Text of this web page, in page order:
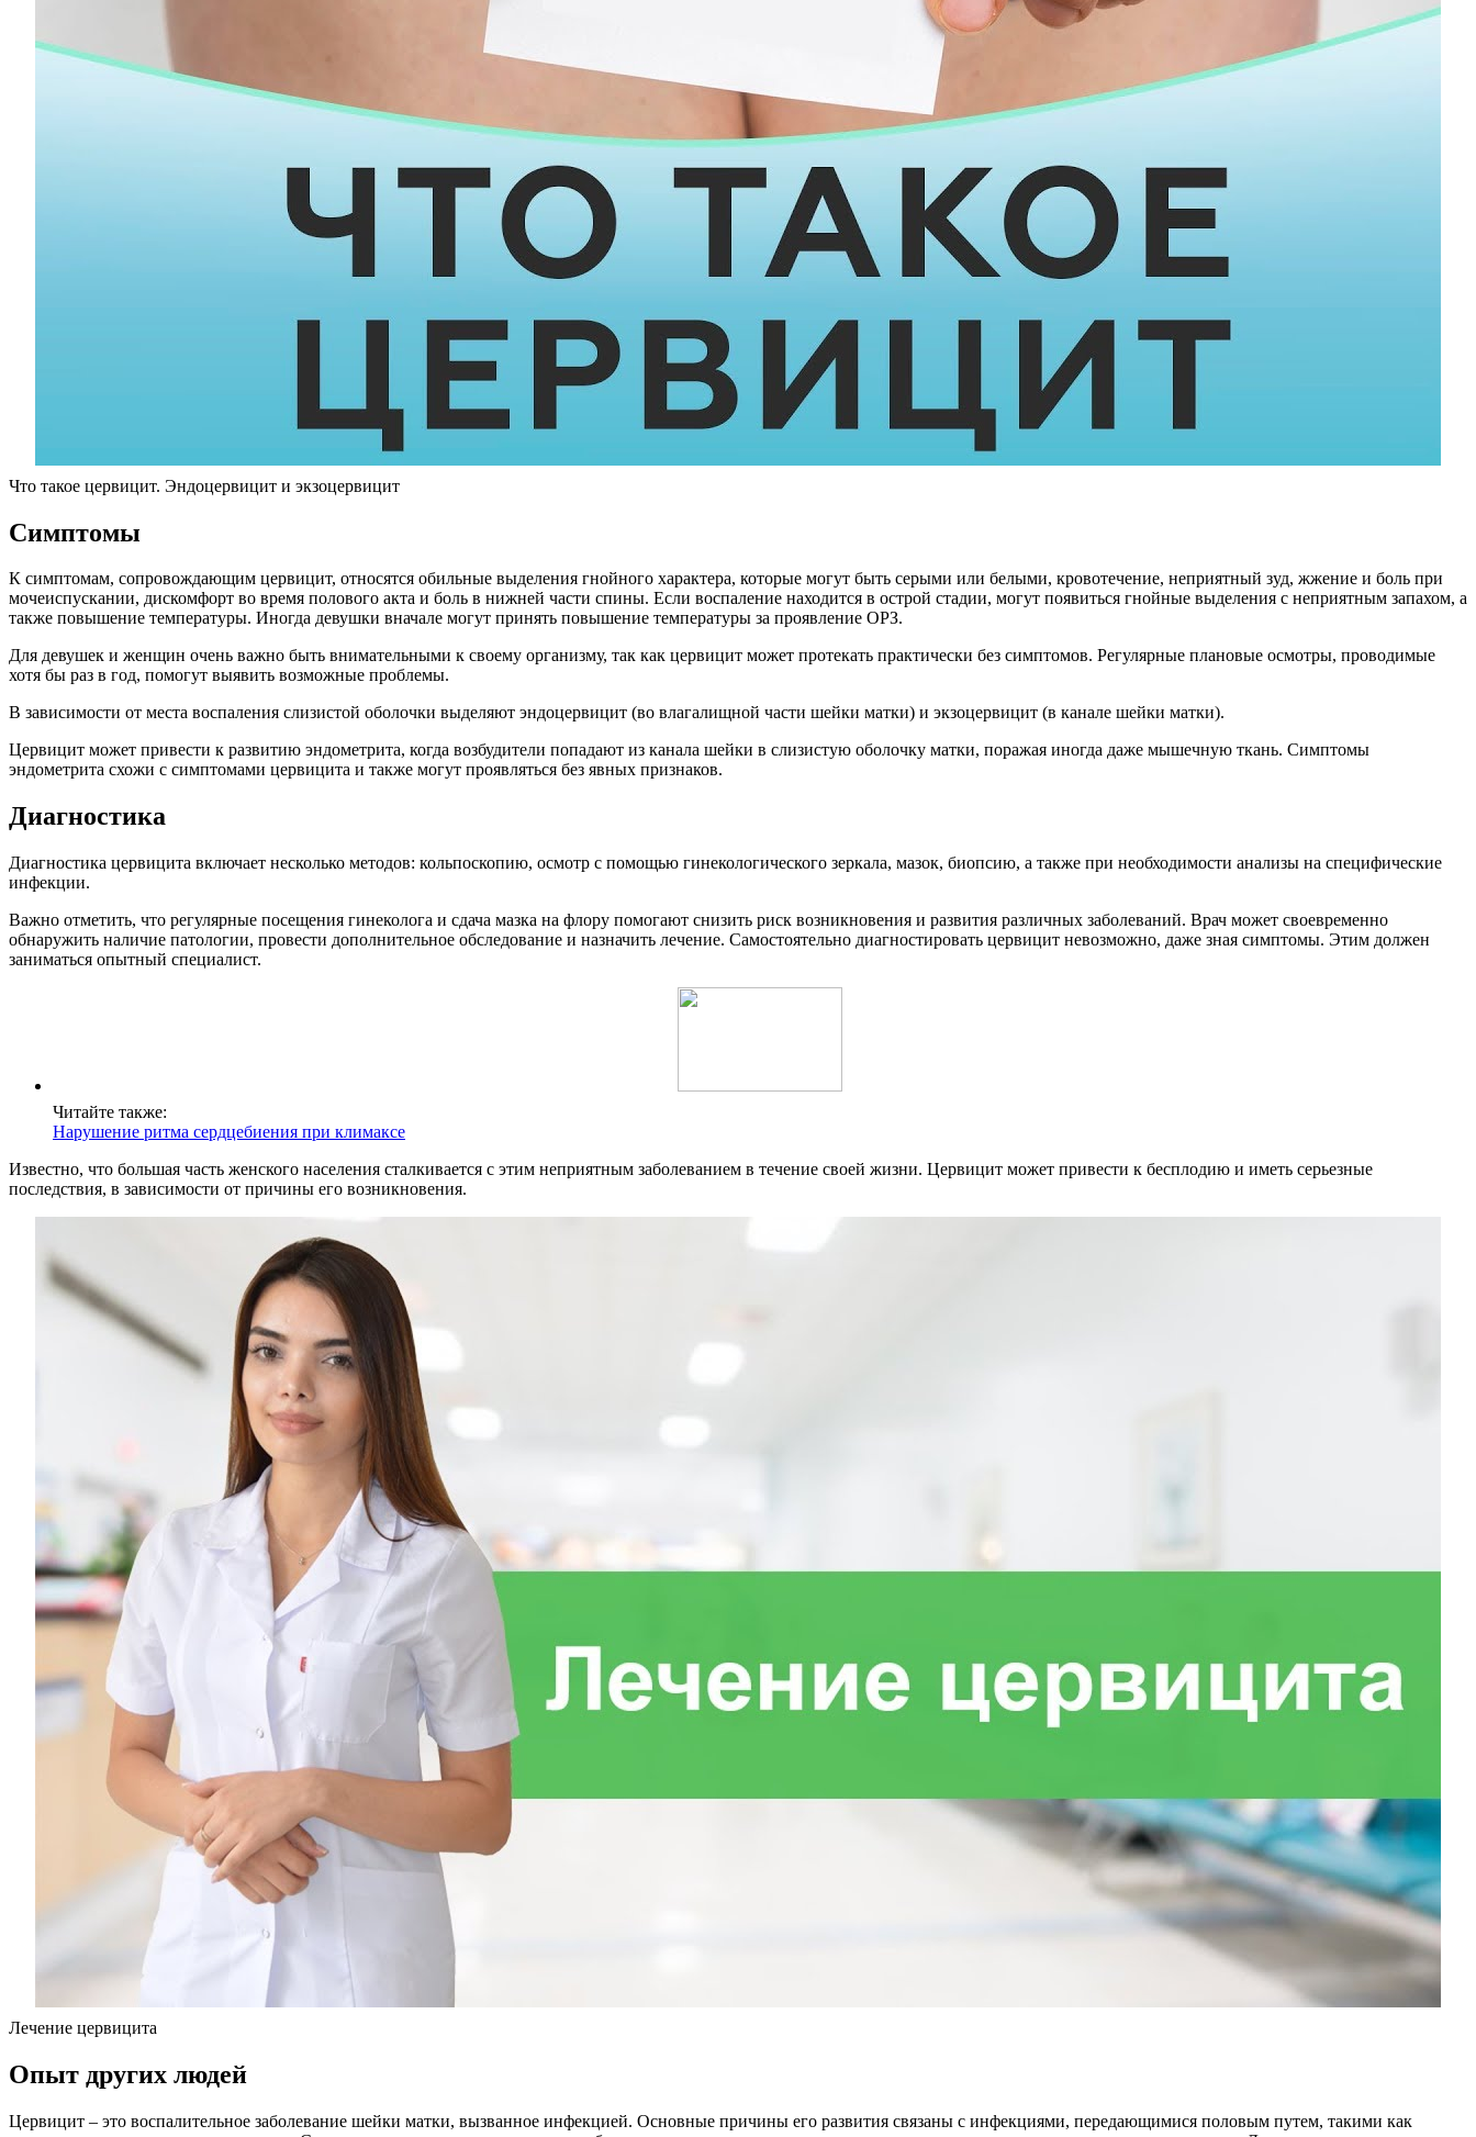
Что такое цервицит. Эндоцервицит и экзоцервицит
Симптомы
К симптомам, сопровождающим цервицит, относятся обильные выделения гнойного характера, которые могут быть серыми или белыми, кровотечение, неприятный зуд, жжение и боль при
мочеиспускании, дискомфорт во время полового акта и боль в нижней части спины. Если воспаление находится в острой стадии, могут появиться гнойные выделения с неприятным запахом, а
также повышение температуры. Иногда девушки вначале могут принять повышение температуры за проявление ОРЗ.
Для девушек и женщин очень важно быть внимательными к своему организму, так как цервицит может протекать практически без симптомов. Регулярные плановые осмотры, проводимые
хотя бы раз в год, помогут выявить возможные проблемы.
В зависимости от места воспаления слизистой оболочки выделяют эндоцервицит (во влагалищной части шейки матки) и экзоцервицит (в канале шейки матки).
Цервицит может привести к развитию эндометрита, когда возбудители попадают из канала шейки в слизистую оболочку матки, поражая иногда даже мышечную ткань. Симптомы
эндометрита схожи с симптомами цервицита и также могут проявляться без явных признаков.
Диагностика
Диагностика цервицита включает несколько методов: кольпоскопию, осмотр с помощью гинекологического зеркала, мазок, биопсию, а также при необходимости анализы на специфические
инфекции.
Важно отметить, что регулярные посещения гинеколога и сдача мазка на флору помогают снизить риск возникновения и развития различных заболеваний. Врач может своевременно
обнаружить наличие патологии, провести дополнительное обследование и назначить лечение. Самостоятельно диагностировать цервицит невозможно, даже зная симптомы. Этим должен
заниматься опытный специалист.
Читайте также:
Нарушение ритма сердцебиения при климаксе
Известно, что большая часть женского населения сталкивается с этим неприятным заболеванием в течение своей жизни. Цервицит может привести к бесплодию и иметь серьезные
последствия, в зависимости от причины его возникновения.
Лечение цервицита
Опыт других людей
Цервицит – это воспалительное заболевание шейки матки, вызванное инфекцией. Основные причины его развития связаны с инфекциями, передающимися половым путем, такими как